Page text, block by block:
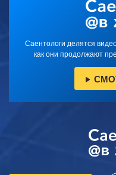
Саентологи делятся
как они продолжают